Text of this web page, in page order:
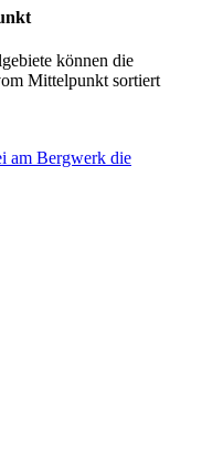
können die
Mittelpunkt sortiert